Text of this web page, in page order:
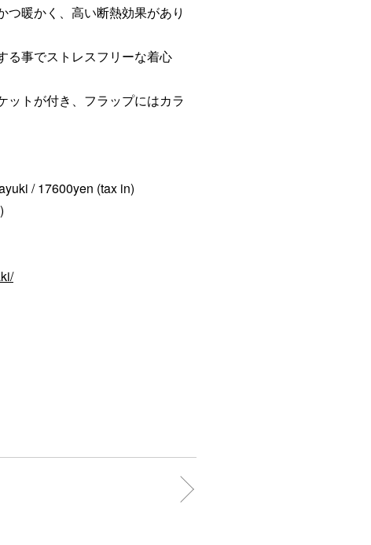
暖かく、高い断熱効果があり
る事でストレスフリーな着心
ットが付き、フラップにはカラ
/ 17600yen (tax in)